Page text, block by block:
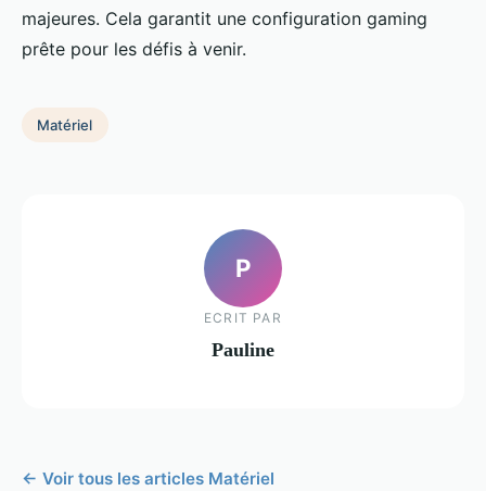
majeures. Cela garantit une configuration gaming
prête pour les défis à venir.
Matériel
P
ECRIT PAR
Pauline
← Voir tous les articles Matériel